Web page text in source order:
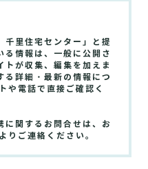
里住宅センター」と提
る情報は、一般に公開さ
が収集、編集を加えま
る詳細・最新の情報につ
や電話で直接ご確認く
に関するお問合せは、お
よりご連絡ください。